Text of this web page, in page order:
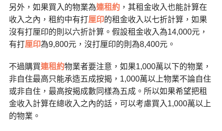
另外，如果買入的物業為連租約，其租金收入也能計算在
收入之內，租約中有打厘印的租金收入以七折計算，如果
沒有打厘印的則以六折計算。假設租金收入為14,000元，
有打厘印為9,800元，沒打厘印的則為8,400元。
不過購買連租約物業者要注意，如果1,000萬以下的物業，
非自住最高只能承造五成按揭，1,000萬以上物業不論自住
或非自住，最高按揭成數同樣為五成。所以如果希望把租
金收入計算在總收入之內的話，可以考慮買入1,000萬以上
的物業。